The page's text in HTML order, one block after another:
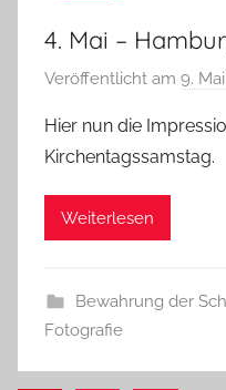
4. Mai –
Veröffentlicht am 9.
Hier nun die
Kirchentagssamstag.
Weiterlesen
Bewahrung der
Fotografie